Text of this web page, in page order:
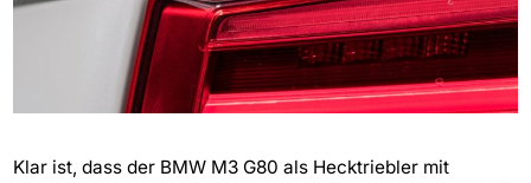
Klar ist, dass der BMW M3 G80 als Hecktriebler mit